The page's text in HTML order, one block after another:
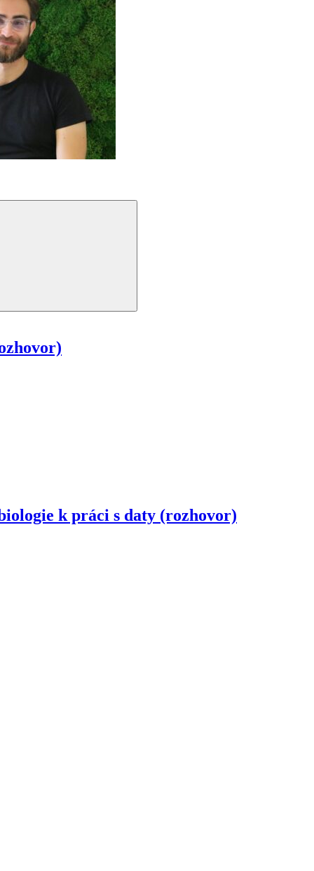
k práci s daty (rozhovor)